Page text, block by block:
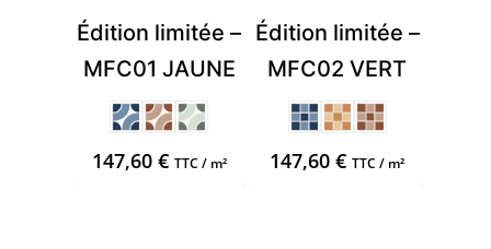
Édition limitée –
MFC01 JAUNE
147,60 € TTC / m²
Édition limitée –
MFC02 VERT
147,60€ TTC / m²